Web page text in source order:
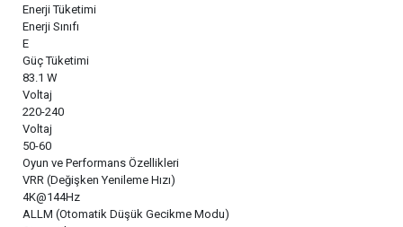
Enerji Tüketimi
Enerji Sınıfı
E
Güç Tüketimi
83.1 W
Voltaj
220-240
Voltaj
50-60
Oyun ve Performans Özellikleri
VRR (Değişken Yenileme Hızı)
4K@144Hz
ALLM (Otomatik Düşük Gecikme Modu)